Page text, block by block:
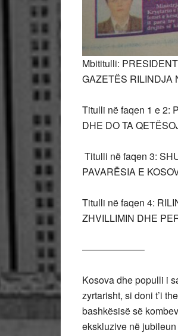
Mbititulli:
GAZETËS RILINDJA
Titulli në faqen 1 e 2:
DHE DO TA
Titulli në faqen 3:
PAVARËSIA E
Titulli në faqen 4:
ZHVILLIMIN DHE
——————–
Kosova dhe populli i
zyrtarisht, si doni t’i
bashkësisë së
ekskluzive në